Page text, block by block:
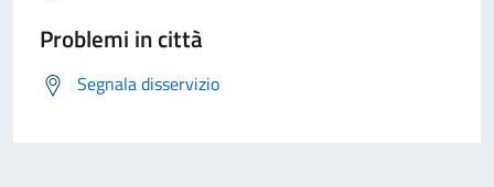
Problemi in città
Segnala disservizio